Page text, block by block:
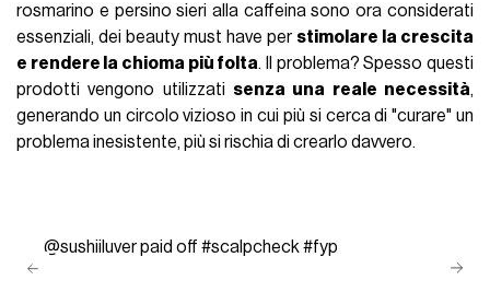
rosmarino e persino sieri alla caffeina sono ora considerati
essenziali, dei beauty must have per stimolare la crescita
e rendere la chioma più folta. Il problema? Spesso questi
prodotti vengono utilizzati senza una reale necessità,
generando un circolo vizioso in cui più si cerca di "curare" un
problema inesistente, più si rischia di crearlo davvero.
@sushiiluverpaid off #scalpcheck#fyp